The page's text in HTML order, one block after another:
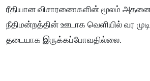
ரீதியான விசாரணைகளின் மூலம் அதனை
நீதிமன்றத்தின் ஊடாக வெளியில் வர
தடையாக இருக்கப்போவதில்லை.